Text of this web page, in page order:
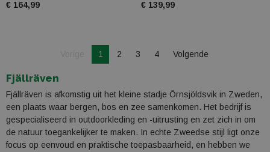
€ 164,99
€ 139,99
Je bent op pagina
1 2 3 4 VolgendePagina
Fjällräven
Fjällräven is afkomstig uit het kleine stadje Örnsjöldsvik in Zweden,
een plaats waar bergen, bos en zee samenkomen. Het bedrijf is
gespecialiseerd in outdoorkleding en -uitrusting en zet zich in om
de natuur toegankelijker te maken. In echte Zweedse stijl ligt onze
focus op eenvoud en praktische toepasbaarheid, en hebben we